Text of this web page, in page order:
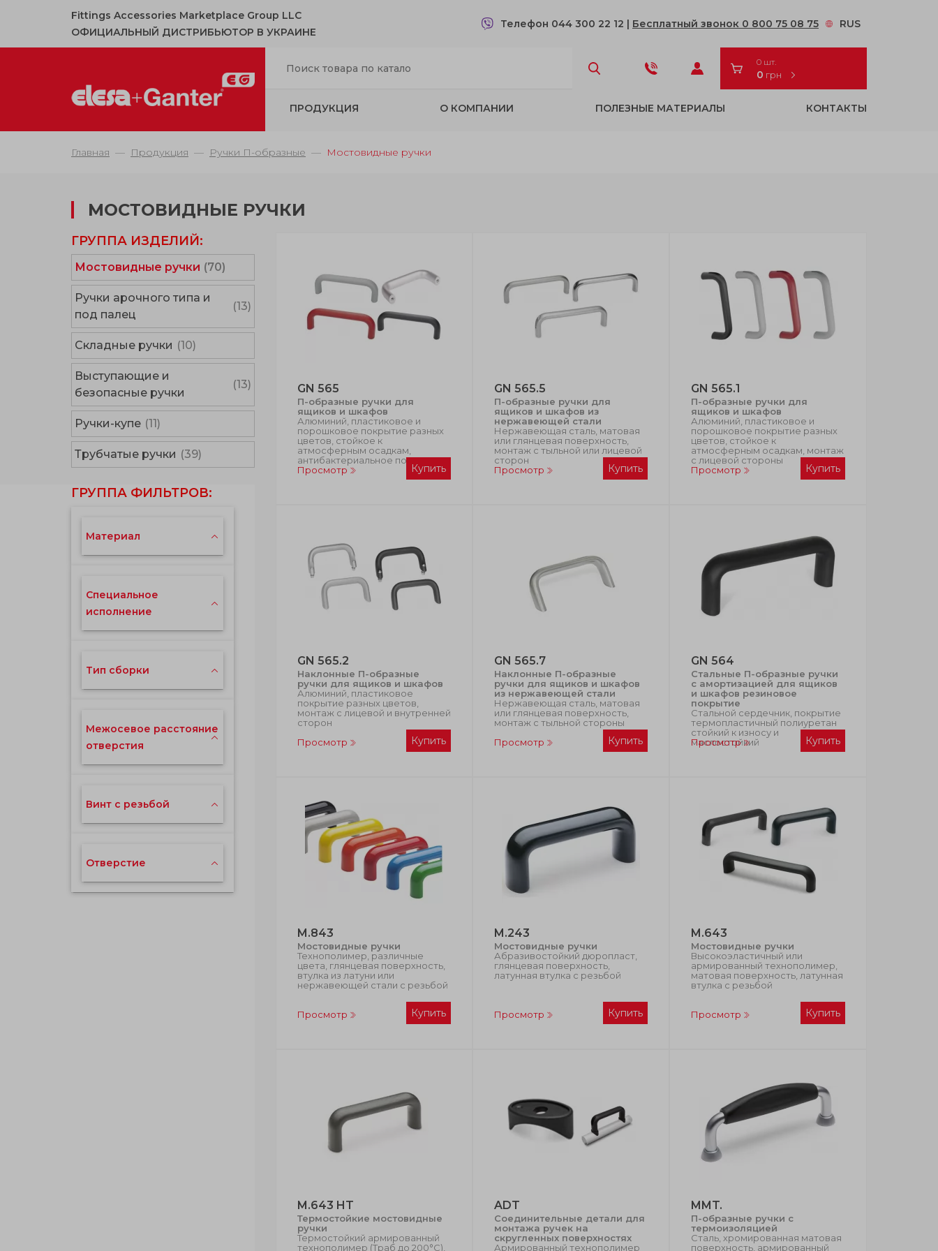
Fittings Accessories Marketplace Group LLC
ОФИЦИАЛЬНЫЙ ДИСТРИБЬЮТОР В УКРАИНЕ
Телефон 044 300 22 12 | Бесплатный звонок 0 800 75 08 75 RUS
0 шт.
0 грн
ПРОДУКЦИЯ О КОМПАНИИ ПОЛЕЗНЫЕ МАТЕРИАЛЫ КОНТАКТЫ
Главная Продукция Ручки П-образные Мостовидные ручки
МОСТОВИДНЫЕ РУЧКИ
ГРУППА ИЗДЕЛИЙ:
Мостовидные ручки (70)
Ручки арочного типа и
под палец
(13)
Складные ручки (10)
Выступающие и
безопасные ручки
(13)
Ручки-купе (11)
Трубчатые ручки (39)
ГРУППА ФИЛЬТРОВ:
Материал
Специальное
исполнение
Тип сборки
Межосевое расстояние
отверстия
Винт с резьбой
Отверстие
GN 565
П-образные ручки для
ящиков и шкафов
Алюминий, пластиковое и
порошковое покрытие разных
цветов, стойкое к
атмосферным осадкам,
антибактериальное покрытие
Просмотр
Купить
GN 565.5
П-образные ручки для
ящиков и шкафов из
нержавеющей стали
Нержавеющая сталь, матовая
или глянцевая поверхность,
монтаж с тыльной или лицевой
сторон
Просмотр
Купить
GN 565.1
П-образные ручки для
ящиков и шкафов
Алюминий, пластиковое и
порошковое покрытие разных
цветов, стойкое к
атмосферным осадкам, монтаж
с лицевой стороны
Просмотр
Купить
GN 565.2
Наклонные П-образные
ручки для ящиков и шкафов
Алюминий, пластиковое
покрытие разных цветов,
монтаж с лицевой и внутренней
сторон
Просмотр
Купить
GN 565.7
Наклонные П-образные
ручки для ящиков и шкафов
из нержавеющей стали
Нержавеющая сталь, матовая
или глянцевая поверхность,
монтаж с тыльной стороны
Просмотр
Купить
GN 564
Стальные П-образные ручки
с амортизацией для ящиков
и шкафов резиновое
покрытие
Стальной сердечник, покрытие
термопластичный полиуретан
стойкий к износу и
маслостойкий
Просмотр Купить
M.843
Мостовидные ручки
Технополимер, различные
цвета, глянцевая поверхность,
втулка из латуни или
нержавеющей стали с резьбой
Просмотр Купить
M.243
Мостовидные ручки
Абразивостойкий дюропласт,
глянцевая поверхность,
латунная втулка с резьбой
Просмотр Купить
M.643
Мостовидные ручки
Высокоэластичный или
армированный технополимер,
матовая поверхность, латунная
втулка с резьбой
Просмотр Купить
M.643 HT
Термостойкие мостовидные
ручки
Термостойкий армированный
технополимер (Траб до 200°С),
ADT
Соединительные детали для
монтажа ручек на
скругленных поверхностях
Армированный технополимер
MMT.
П-образные ручки с
термоизоляцией
Сталь, хромированная матовая
поверхность, армированный